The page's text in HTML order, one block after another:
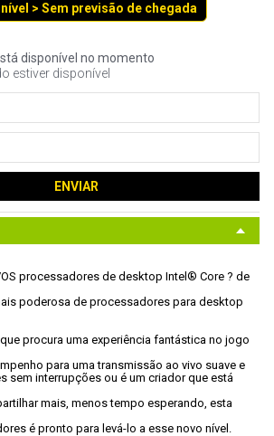
> Sem previsão de chegada
disponível no momento
estiver disponível
ENVIAR
processadores de desktop Intel® Core ? de
poderosa de processadores para desktop
procura uma experiência fantástica no jogo
para uma transmissão ao vivo suave e
sem interrupções ou é um criador que está
mais, menos tempo esperando, esta
é pronto para levá-lo a esse novo nível.
8º
controle
hd
10º jonsbo